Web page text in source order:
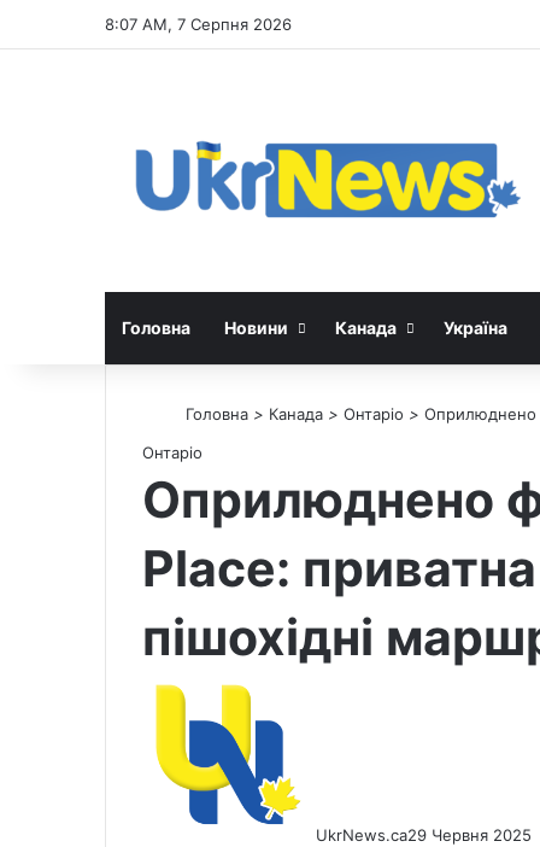
8:07 AM, 7 Серпня 2026
Головна Новини Канада Україна
Головна > Канада > Онтаріо > Оприлюднено
Онтаріо
Оприлюднено
Place:
пішохідні
UkrNews.ca29 Червня 2025